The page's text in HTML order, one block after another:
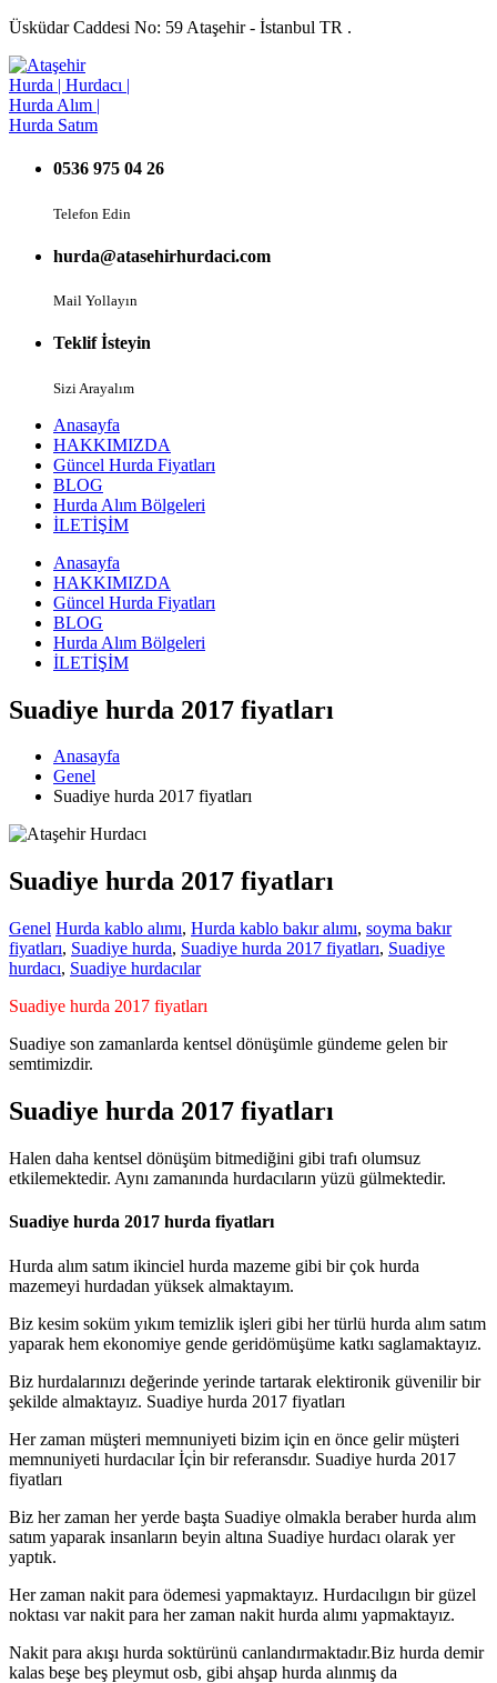
Üsküdar Caddesi No: 59 Ataşehir - İstanbul TR .
0536 975 04 26
Telefon Edin
hurda@atasehirhurdaci.com
Mail Yollayın
Teklif İsteyin
Sizi Arayalım
Anasayfa
HAKKIMIZDA
Güncel Hurda Fiyatları
BLOG
Hurda Alım Bölgeleri
İLETİŞİM
Anasayfa
HAKKIMIZDA
Güncel Hurda Fiyatları
BLOG
Hurda Alım Bölgeleri
İLETİŞİM
Suadiye hurda 2017 fiyatları
Anasayfa
Genel
Suadiye hurda 2017 fiyatları
Suadiye hurda 2017 fiyatları
Genel Hurda kablo alımı, Hurda kablo bakır alımı, soyma bakır
fiyatları, Suadiye hurda, Suadiye hurda 2017 fiyatları, Suadiye
hurdacı, Suadiye hurdacılar
Suadiye hurda 2017 fiyatları
Suadiye son zamanlarda kentsel dönüşümle gündeme gelen bir
semtimizdir.
Suadiye hurda 2017 fiyatları
Halen daha kentsel dönüşüm bitmediğini gibi trafı olumsuz
etkilemektedir. Aynı zamanında hurdacıların yüzü gülmektedir.
Suadiye hurda 2017 hurda fiyatları
Hurda alım satım ikinciel hurda mazeme gibi bir çok hurda
mazemeyi hurdadan yüksek almaktayım.
Biz kesim soküm yıkım temizlik işleri gibi her türlü hurda alım satım
yaparak hem ekonomiye gende geridömüşüme katkı saglamaktayız.
Biz hurdalarınızı değerinde yerinde tartarak elektironik güvenilir bir
şekilde almaktayız. Suadiye hurda 2017 fiyatları
Her zaman müşteri memnuniyeti bizim için en önce gelir müşteri
memnuniyeti hurdacılar İçi̇n bir referansdır. Suadiye hurda 2017
fiyatları
Biz her zaman her yerde başta Suadiye olmakla beraber hurda alım
satım yaparak insanların beyin altına Suadiye hurdacı olarak yer
yaptık.
Her zaman nakit para ödemesi yapmaktayız. Hurdacılıgın bir güzel
noktası var nakit para her zaman nakit hurda alımı yapmaktayız.
Nakit para akışı hurda soktürünü canlandırmaktadır.Biz hurda demir
kalas beşe beş pleymut osb, gibi ahşap hurda alınmış da